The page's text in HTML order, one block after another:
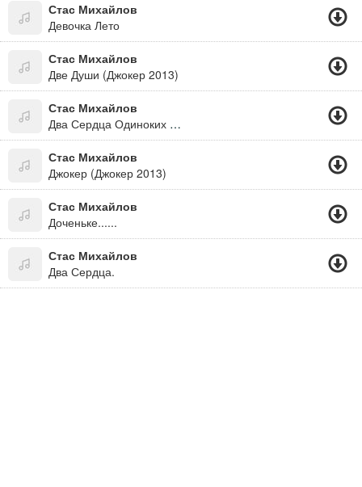
Стас Михайлов
Девочка Лето
Стас Михайлов
Две Души (Джокер 2013)
Стас Михайлов
Два Сердца Одиноких Вместе Навсегда,и Ангелы Нам С Неба Дали Два Крыла, Мы Полетим Как Птицы Вместе Над Землей,я С Тобой И Ты Со Мной
Стас Михайлов
Джокер (Джокер 2013)
Стас Михайлов
Доченьке......
Стас Михайлов
Два Сердца.